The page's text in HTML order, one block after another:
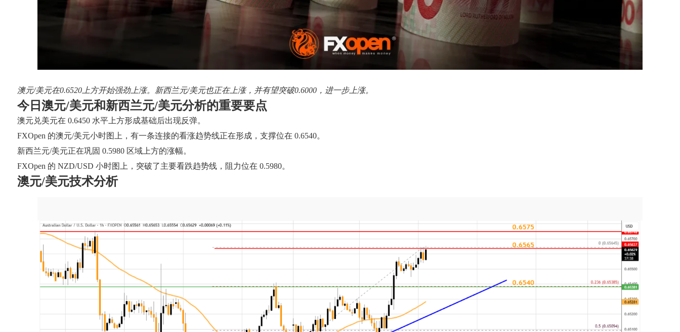
澳元/美元在0.6520上方开始强劲上涨。新西兰元/美元也正在上涨，并有望突破0.6000，进一步上涨。
今日澳元/美元和新西兰元/美元分析的重要要点
澳元兑美元在 0.6450 水平上方形成基础后出现反弹。
FXOpen 的澳元/美元小时图上，有一条连接的看涨趋势线正在形成，支撑位在 0.6540。
新西兰元/美元正在巩固 0.5980 区域上方的涨幅。
FXOpen 的 NZD/USD 小时图上，突破了主要看跌趋势线，阻力位在 0.5980。
澳元/美元技术分析